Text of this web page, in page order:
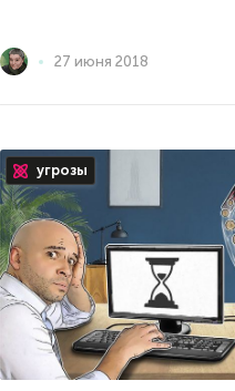
27 июня 2018
угрозы